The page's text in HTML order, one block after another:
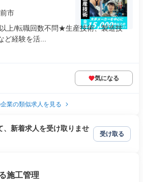
市
上/転職回数不問★生産技術、製造技
経験を活...
気になる
業の類似求人を見る
、新着求人を受け取りませ
受け取る
施工管理